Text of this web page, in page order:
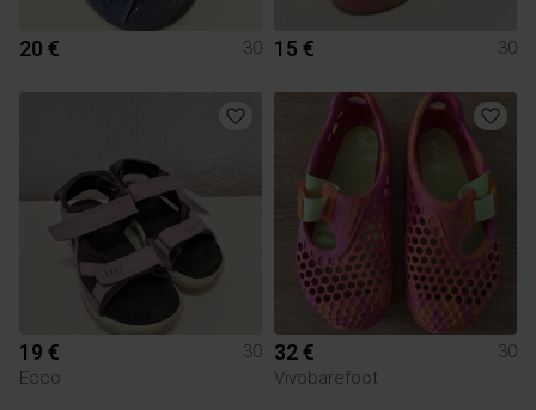
20 € 30 15 € 30
19 €
30
Ecco
32 €
30
Vivobarefoot